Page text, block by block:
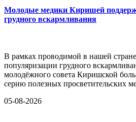
Молодые медики Киришей
грудного вскармливания
В рамках проводимой в нашей
популяризации грудного
молодёжного совета Киришской
серию полезных просветительских
05-08-2026